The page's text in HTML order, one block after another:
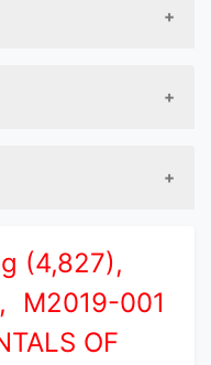
(4,827),
M2019-001
OF